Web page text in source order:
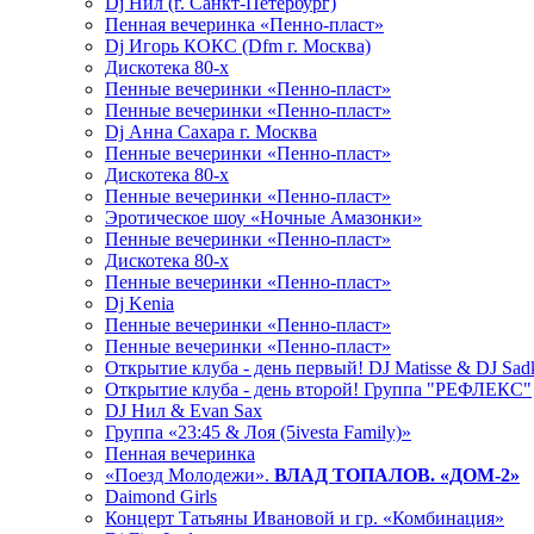
Пенная вечеринка «Пенно-пласт»
Dj Игорь КОКС (Dfm г. Москва)
Дискотека 80-х
Пенные вечеринки «Пенно-пласт»
Пенные вечеринки «Пенно-пласт»
Dj Анна Сахара г. Москва
Пенные вечеринки «Пенно-пласт»
Дискотека 80-х
Пенные вечеринки «Пенно-пласт»
Эротическое шоу «Ночные Амазонки»
Пенные вечеринки «Пенно-пласт»
Дискотека 80-х
Пенные вечеринки «Пенно-пласт»
Dj Kenia
Пенные вечеринки «Пенно-пласт»
Пенные вечеринки «Пенно-пласт»
Открытие клуба - день первый! DJ Matisse & DJ
Открытие клуба - день второй! Группа "РЕФЛЕКС"
DJ Нил & Evan Sax
Группа «23:45 & Лоя (5ivesta Family)»
Пенная вечеринка
«Поезд Молодежи». ВЛАД ТОПАЛОВ. «ДОМ-2»
Daimond Girls
Концерт Татьяны Ивановой и гр. «Комбинация»